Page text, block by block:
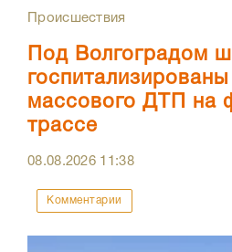
Происшествия
Под Волгоградом
массового ДТП на
трассе
08.08.2026 11:38
Комментарии